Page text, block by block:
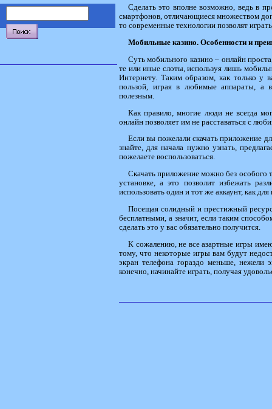
Сделать это вполне возможно, ведь в
смартфонов, отличающиеся множеством
то современные технологии позволят
Мобильные казино. Особенности и
Суть мобильного казино – онлайн
те или иные слоты, используя лишь
Интернету. Таким образом, как только у
пользой, играя в любимые аппараты, а
полезным.
Как правило, многие люди не всегда
онлайн позволяет им не расставаться с
Если вы пожелали скачать приложение
знайте, для начала нужно узнать,
пожелаете воспользоваться.
Скачать приложение можно без особого
установке, а это позволит избежать
использовать один и тот же аккаунт, как
Посещая солидный и престижный
бесплатными, а значит, если таким
сделать это у вас обязательно получится.
К сожалению, не все азартные игры
тому, что некоторые игры вам будут
экран телефона гораздо меньше, нежели
конечно, начинайте играть, получая